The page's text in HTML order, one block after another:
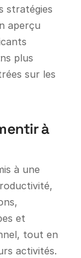
stratégies
aperçu
plus
sur les
à
à une
et
tout en
activités.